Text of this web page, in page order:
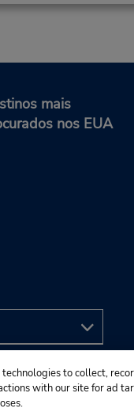
mais
nos EUA
to collect,
with our site for ad